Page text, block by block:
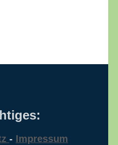
- Impressum